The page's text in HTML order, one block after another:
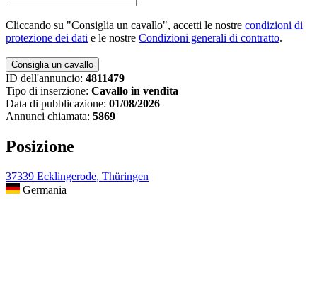
Cliccando su "Consiglia un cavallo", accetti le nostre condizioni di
protezione dei dati e le nostre Condizioni generali di contratto.
ID dell'annuncio: 4811479
Tipo di inserzione: Cavallo in vendita
Data di pubblicazione: 01/08/2026
Annunci chiamata: 5869
Posizione
37339 Ecklingerode, Thüringen
Germania